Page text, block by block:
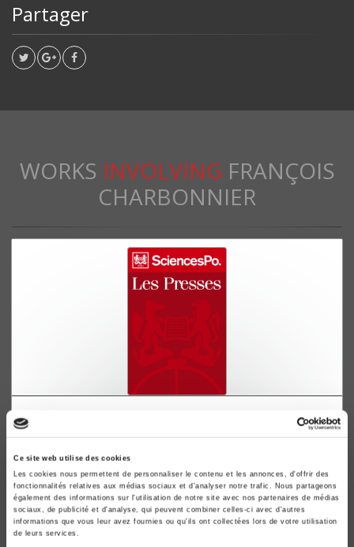
Ce site web utilise des cookies
Les cookies nous permettent de personnaliser le contenu et les annonces, d'offrir des
fonctionnalités relatives aux médias sociaux et d'analyser notre trafic. Nous partageons
également des informations sur l'utilisation de notre site avec nos partenaires de médias
sociaux, de publicité et d'analyse, qui peuvent combiner celles-ci avec d'autres
informations que vous leur avez fournies ou qu'ils ont collectées lors de votre utilisation
de leurs services.
Partager
WORKS INVOLVING FRANÇOIS
CHARBONNIER
Les réformes agraires en Afrique du Nord
La Tunisie
François Charbonnier